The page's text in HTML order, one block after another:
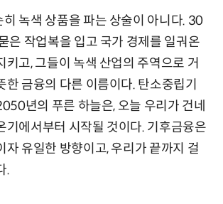
녹색 상품을 파는 상술이 아니다. 30
은 작업복을 입고 국가 경제를 일궈온
키고, 그들이 녹색 산업의 주역으로 거
한 금융의 다른 이름이다. 탄소중립기
년의 푸른 하늘은, 오늘 우리가 건네
기에서부터 시작될 것이다. 기후금융은
자 유일한 방향이고, 우리가 끝까지 걸
.